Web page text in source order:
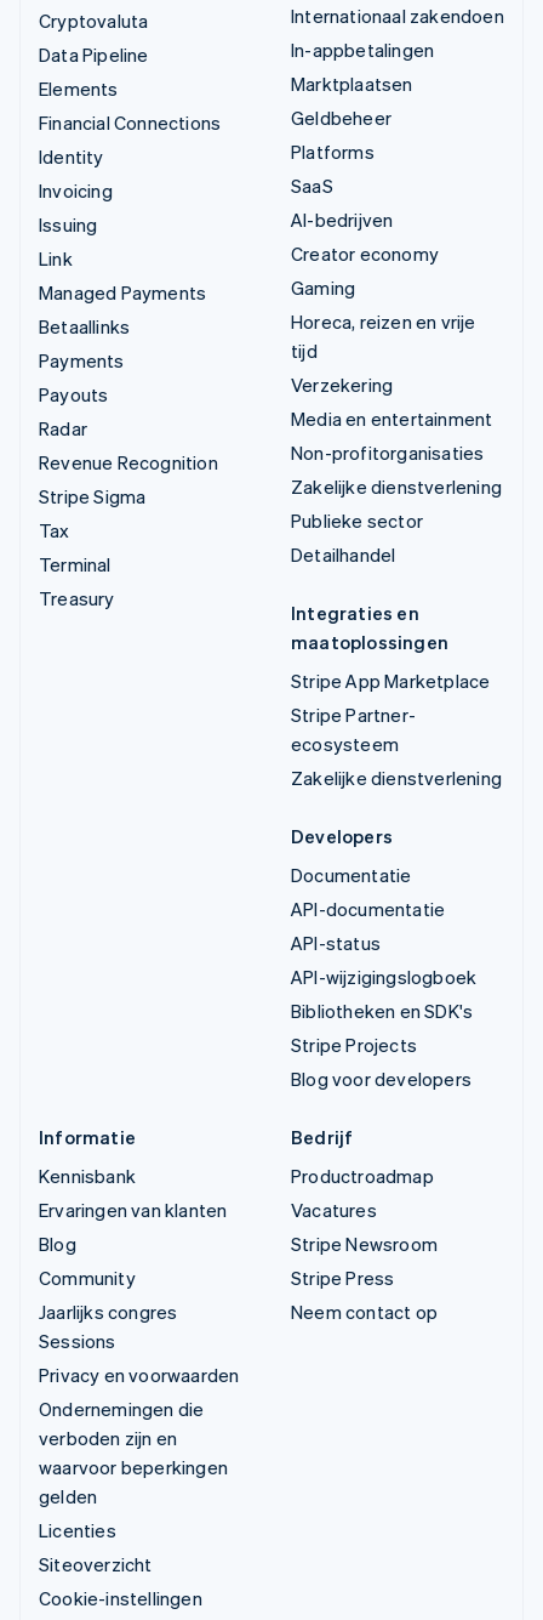
Cryptovaluta
Data Pipeline
Elements
Financial Connections
Identity
Invoicing
Issuing
Link
Managed Payments
Betaallinks
Payments
Payouts
Radar
Revenue Recognition
Stripe Sigma
Tax
Terminal
Treasury
Internationaal zakendoen
In-appbetalingen
Marktplaatsen
Geldbeheer
Platforms
SaaS
AI-bedrijven
Creator economy
Gaming
Horeca, reizen en vrije
tijd
Verzekering
Media en entertainment
Non-profitorganisaties
Zakelijke dienstverlening
Publieke sector
Detailhandel
Integraties en
maatoplossingen
Stripe App Marketplace
Stripe Partner-
ecosysteem
Zakelijke dienstverlening
Developers
Documentatie
API-documentatie
API-status
API-wijzigingslogboek
Bibliotheken en SDK's
Stripe Projects
Blog voor developers
Informatie
Kennisbank
Ervaringen van klanten
Blog
Community
Jaarlijks congres
Sessions
Privacy en voorwaarden
Ondernemingen die
verboden zijn en
waarvoor beperkingen
gelden
Licenties
Siteoverzicht
Cookie-instellingen
Bedrijf
Productroadmap
Vacatures
Stripe Newsroom
Stripe Press
Neem contact op